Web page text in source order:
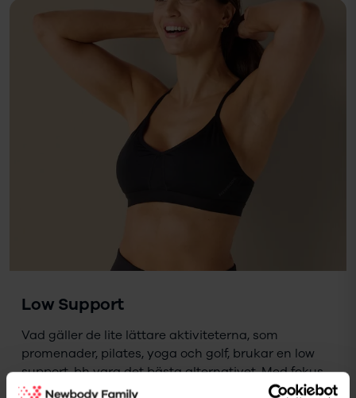
Low Support
Vad gäller de lite lättare aktiviteterna, som
promenader, pilates, yoga och golf, brukar en low
support-bh vara det bästa alternativet. Med fokus
på mjuka material och full rörelsefrihet slipper du